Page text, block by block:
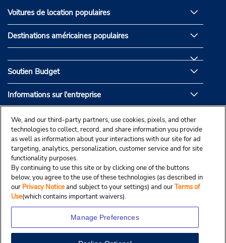
Voitures de location populaires
Destinations américaines populaires
Soutien Budget
Informations sur l'entreprise
Partenaires de Budget
We, and our third-party partners, use cookies, pixels, and other
technologies to collect, record, and share information you provide
as well as information about your interactions with our site for ad
targeting, analytics, personalization, customer service and for site
functionality purposes.
By continuing to use this site or by clicking one of the buttons
below, you agree to the use of these technologies (as described in
our Privacy Noticeand subject to your settings) and ourTerms of
Use(which contains important waivers).
Manage Preferences